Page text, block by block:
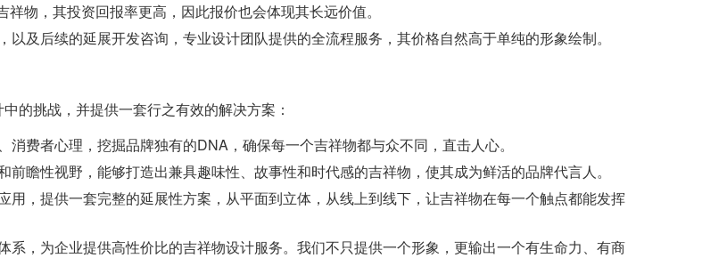
物，其投资回报率更高，因此报价也会体现其长远价值。
及后续的延展开发咨询，专业设计团队提供的全流程服务，其价格自然高于单纯的形象绘制。
的挑战，并提供一套行之有效的解决方案：
费者心理，挖掘品牌独有的DNA，确保每一个吉祥物都与众不同，直击人心。
瞻性视野，能够打造出兼具趣味性、故事性和时代感的吉祥物，使其成为鲜活的品牌代言人。
用，提供一套完整的延展性方案，从平面到立体，从线上到线下，让吉祥物在每一个触点都能发挥
系，为企业提供高性价比的吉祥物设计服务。我们不只提供一个形象，更输出一个有生命力、有商